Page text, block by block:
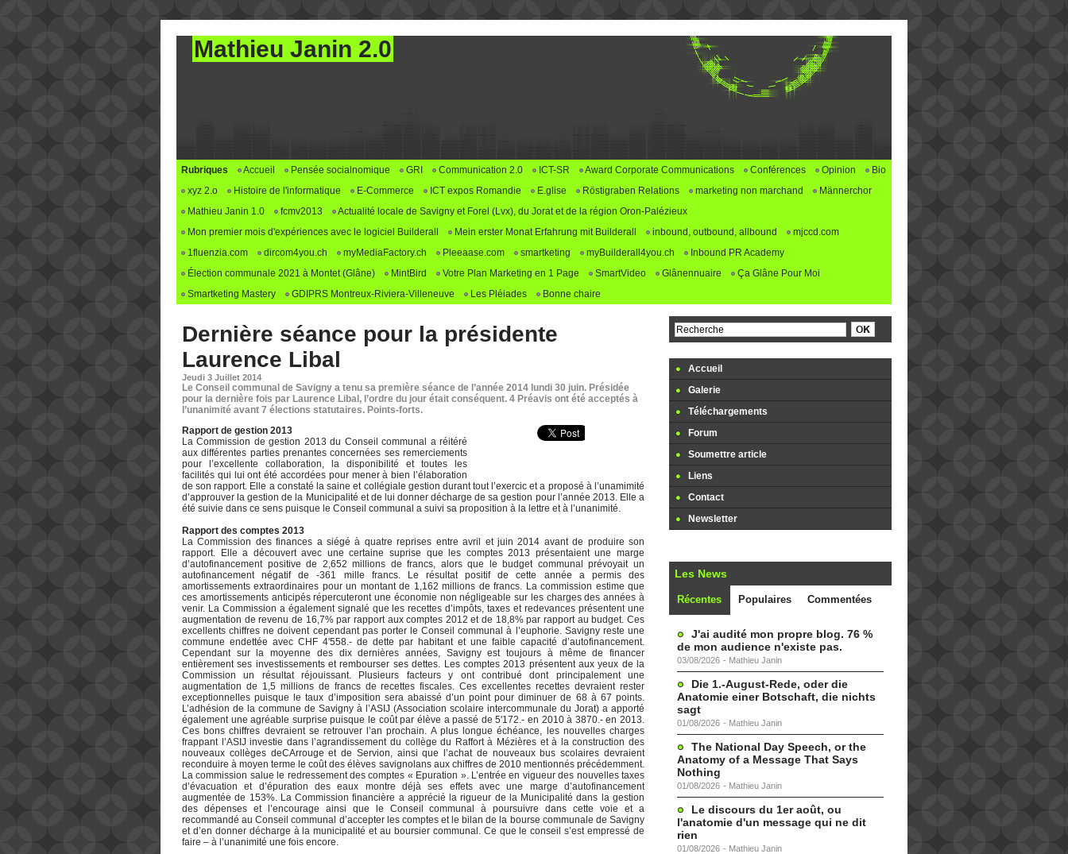
Mathieu Janin 2.0
Rubriques Accueil Pensée socialnomique GRI Communication 2.0 ICT-SR Award Corporate Communications Conférences Opinion
Bio
xyz 2.o
Histoire de l'informatique E-Commerce ICT expos Romandie E.glise Röstigraben Relations marketing non marchand
Männerchor
Mathieu Janin 1.0
fcmv2013
Actualité locale de Savigny et Forel (Lvx), du Jorat et de la région Oron-Palézieux
Mon premier mois d'expériences avec le logiciel Builderall
Mein erster Monat Erfahrung mit Builderall inbound, outbound, allbound
mjccd.com
1fluenzia.com
dircom4you.ch myMediaFactory.ch Pleeaase.com smartketing myBuilderall4you.ch
Inbound PR Academy
Élection communale 2021 à Montet (Glâne)
MintBird Votre Plan Marketing en 1 Page SmartVideo Glânennuaire
Ça Glâne Pour Moi
Smartketing Mastery
GDIPRS Montreux-Riviera-Villeneuve Les Pléiades Bonne chaire
Dernière séance pour la présidente
Laurence Libal
Jeudi 3 Juillet 2014
Le Conseil communal de Savigny a tenu sa première séance de l’année 2014 lundi 30 juin. Présidée
pour la dernière fois par Laurence Libal, l’ordre du jour était conséquent. 4 Préavis ont été acceptés à
l’unanimité avant 7 élections statutaires. Points-forts.
Rapport de gestion 2013
La Commission de gestion 2013 du Conseil communal a réitéré
aux différentes parties prenantes concernées ses remerciements
pour l’excellente collaboration, la disponibilité et toutes les
facilités qui lui ont été accordées pour mener à bien l’élaboration
de son rapport. Elle a constaté la saine et collégiale gestion durant tout l’exercic et a proposé à l’unamimité
d’approuver la gestion de la Municipalité et de lui donner décharge de sa gestion pour l’année 2013. Elle a
été suivie dans ce sens puisque le Conseil communal a suivi sa proposition à la lettre et à l’unanimité.
Rapport des comptes 2013
La Commission des finances a siégé à quatre reprises entre avril et juin 2014 avant de produire son
rapport. Elle a découvert avec une certaine suprise que les comptes 2013 présentaient une marge
d’autofinancement positive de 2,652 millions de francs, alors que le budget communal prévoyait un
autofinancement négatif de -361 mille francs. Le résultat positif de cette année a permis des
amortissements extraordinaires pour un montant de 1,162 millions de francs. La commission estime que
ces amortissements anticipés répercuteront une économie non négligeable sur les charges des années à
venir. La Commission a également signalé que les recettes d’impôts, taxes et redevances présentent une
augmentation de revenu de 16,7% par rapport aux comptes 2012 et de 18,8% par rapport au budget. Ces
excellents chiffres ne doivent cependant pas porter le Conseil communal à l’euphorie. Savigny reste une
commune endettée avec CHF 4'558.- de dette par habitant et une faible capacité d’autofinancement.
Cependant sur la moyenne des dix dernières années, Savigny est toujours à même de financer
entièrement ses investissements et rembourser ses dettes. Les comptes 2013 présentent aux yeux de la
Commission un résultat réjouissant. Plusieurs facteurs y ont contribué dont principalement une
augmentation de 1,5 millions de francs de recettes fiscales. Ces excellentes recettes devraient rester
exceptionnelles puisque le taux d’imposition sera abaissé d’un point pour diminuer de 68 à 67 points.
L’adhésion de la commune de Savigny à l’ASIJ (Association scolaire intercommunale du Jorat) a apporté
également une agréable surprise puisque le coût par élève a passé de 5'172.- en 2010 à 3870.- en 2013.
Ces bons chiffres devraient se retrouver l’an prochain. A plus longue échéance, les nouvelles charges
frappant l’ASIJ investie dans l’agrandissement du collège du Raffort à Mézières et à la construction des
nouveaux collèges deCArrouge et de Servion, ainsi que l’achat de nouveaux bus scolaires devraient
reconduire à moyen terme le coût des élèves savignolans aux chiffres de 2010 mentionnés précédemment.
La commission salue le redressement des comptes « Epuration ». L’entrée en vigueur des nouvelles taxes
d’évacuation et d’épuration des eaux montre déjà ses effets avec une marge d’autofinancement
augmentée de 153%. La Commission financière a apprécié la rigueur de la Municipalité dans la gestion
des dépenses et l’encourage ainsi que le Conseil communal à poursuivre dans cette voie et a
recommandé au Conseil communal d’accepter les comptes et le bilan de la bourse communale de Savigny
et d’en donner décharge à la municipalité et au boursier communal. Ce que le conseil s’est empressé de
faire – à l’unanimité une fois encore.
Accueil
Galerie
Téléchargements
Forum
Soumettre article
Liens
Contact
Newsletter
Les News
Récentes Populaires Commentées
J'ai audité mon propre blog. 76 %
de mon audience n'existe pas.
03/08/2026 - Mathieu Janin
Die 1.-August-Rede, oder die
Anatomie einer Botschaft, die nichts
sagt
01/08/2026 - Mathieu Janin
The National Day Speech, or the
Anatomy of a Message That Says
Nothing
01/08/2026 - Mathieu Janin
Le discours du 1er août, ou
l'anatomie d'un message qui ne dit
rien
01/08/2026 - Mathieu Janin